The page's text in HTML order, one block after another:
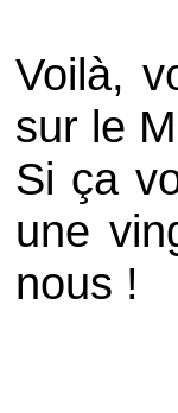
Voilà,
sur le
Si ça
une
nous !